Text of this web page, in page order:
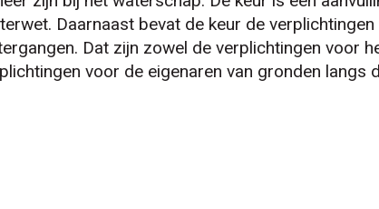
Daarnaast bevat de keur de
Dat zijn zowel de verplichtingen voor
voor de eigenaren van gronden langs